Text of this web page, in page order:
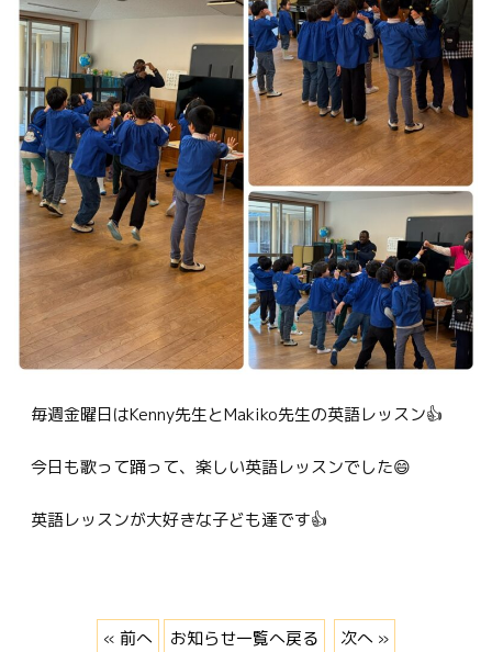
毎週金曜日はKenny先生とMakiko先生の英語レッスン👍
今日も歌って踊って、楽しい英語レッスンでした😄
英語レッスンが大好きな子ども達です👍
« 前へ お知らせ一覧へ戻る 次へ »